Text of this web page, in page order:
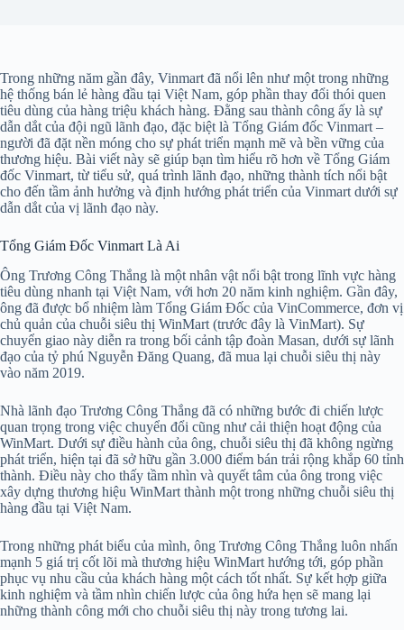
Trong những năm gần đây, Vinmart đã nổi lên như một trong những
hệ thống bán lẻ hàng đầu tại Việt Nam, góp phần thay đổi thói quen
tiêu dùng của hàng triệu khách hàng. Đằng sau thành công ấy là sự
dẫn dắt của đội ngũ lãnh đạo, đặc biệt là Tổng Giám đốc Vinmart –
người đã đặt nền móng cho sự phát triển mạnh mẽ và bền vững của
thương hiệu. Bài viết này sẽ giúp bạn tìm hiểu rõ hơn về Tổng Giám
đốc Vinmart, từ tiểu sử, quá trình lãnh đạo, những thành tích nổi bật
cho đến tầm ảnh hưởng và định hướng phát triển của Vinmart dưới sự
dẫn dắt của vị lãnh đạo này.
Tổng Giám Đốc Vinmart Là Ai
Ông Trương Công Thắng là một nhân vật nổi bật trong lĩnh vực hàng
tiêu dùng nhanh tại Việt Nam, với hơn 20 năm kinh nghiệm. Gần đây,
ông đã được bổ nhiệm làm Tổng Giám Đốc của VinCommerce, đơn vị
chủ quản của chuỗi siêu thị WinMart (trước đây là VinMart). Sự
chuyển giao này diễn ra trong bối cảnh tập đoàn Masan, dưới sự lãnh
đạo của tỷ phú Nguyễn Đăng Quang, đã mua lại chuỗi siêu thị này
vào năm 2019.
Nhà lãnh đạo Trương Công Thắng đã có những bước đi chiến lược
quan trọng trong việc chuyển đổi cũng như cải thiện hoạt động của
WinMart. Dưới sự điều hành của ông, chuỗi siêu thị đã không ngừng
phát triển, hiện tại đã sở hữu gần 3.000 điểm bán trải rộng khắp 60 tỉnh
thành. Điều này cho thấy tầm nhìn và quyết tâm của ông trong việc
xây dựng thương hiệu WinMart thành một trong những chuỗi siêu thị
hàng đầu tại Việt Nam.
Trong những phát biểu của mình, ông Trương Công Thắng luôn nhấn
mạnh 5 giá trị cốt lõi mà thương hiệu WinMart hướng tới, góp phần
phục vụ nhu cầu của khách hàng một cách tốt nhất. Sự kết hợp giữa
kinh nghiệm và tầm nhìn chiến lược của ông hứa hẹn sẽ mang lại
những thành công mới cho chuỗi siêu thị này trong tương lai.